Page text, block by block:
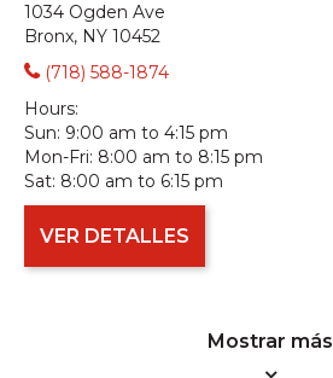
1034 Ogden Ave
Bronx, NY 10452
(718) 588-1874
Hours:
Sun: 9:00 am to 4:15 pm
Mon-Fri: 8:00 am to 8:15 pm
Sat: 8:00 am to 6:15 pm
VER DETALLES
Mostrar más